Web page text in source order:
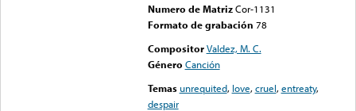
Numero de Matriz Cor-1131
Formato de grabación 78
Compositor Valdez, M. C.
Género Canción
Temas unrequited, love,cruel,entreaty,
despair